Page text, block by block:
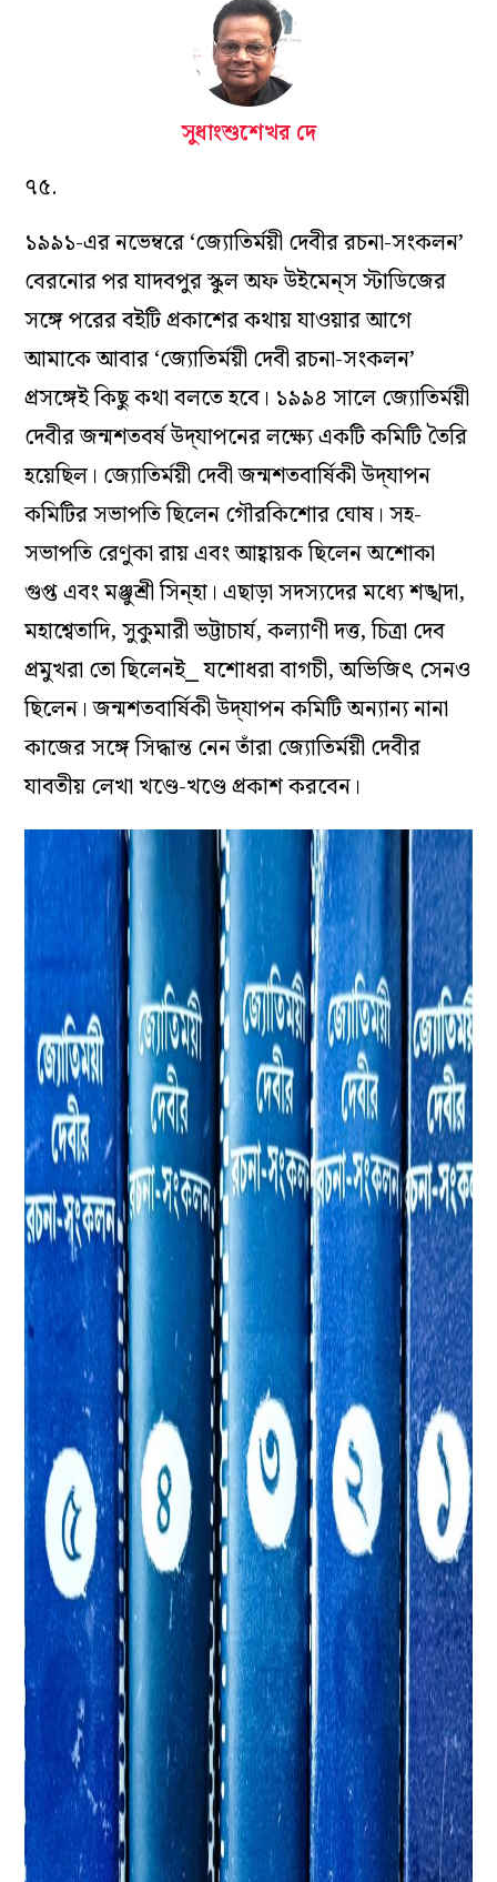
সুধাংশুশেখর দে
৭৫.
১৯৯১-এর নভেম্বরে ‘জ্যোতির্ময়ী দেবীর রচনা-সংকলন’
বেরনোর পর যাদবপুর স্কুল অফ উইমেন্‌স স্টাডিজের
সঙ্গে পরের বইটি প্রকাশের কথায় যাওয়ার আগে
আমাকে আবার ‘জ্যোতির্ময়ী দেবী রচনা-সংকলন’
প্রসঙ্গেই কিছু কথা বলতে হবে। ১৯৯৪ সালে জ্যোতির্ময়ী
দেবীর জন্মশতবর্ষ উদ্‌যাপনের লক্ষ্যে একটি কমিটি তৈরি
হয়েছিল। জ্যোতির্ময়ী দেবী জন্মশতবার্ষিকী উদ্‌যাপন
কমিটির সভাপতি ছিলেন গৌরকিশোর ঘোষ। সহ-
সভাপতি রেণুকা রায় এবং আহ্বায়ক ছিলেন অশোকা
গুপ্ত এবং মঞ্জুশ্রী সিন্‌হা। এছাড়া সদস্যদের মধ্যে শঙ্খদা,
মহাশ্বেতাদি, সুকুমারী ভট্টাচার্য, কল্যাণী দত্ত, চিত্রা দেব
প্রমুখরা তো ছিলেনই⎯ যশোধরা বাগচী, অভিজিৎ সেনও
ছিলেন। জন্মশতবার্ষিকী উদ্‌যাপন কমিটি অন্যান্য নানা
কাজের সঙ্গে সিদ্ধান্ত নেন তাঁরা জ্যোতির্ময়ী দেবীর
যাবতীয় লেখা খণ্ডে-খণ্ডে প্রকাশ করবেন।